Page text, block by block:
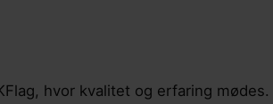
hvor kvalitet og erfaring mødes.